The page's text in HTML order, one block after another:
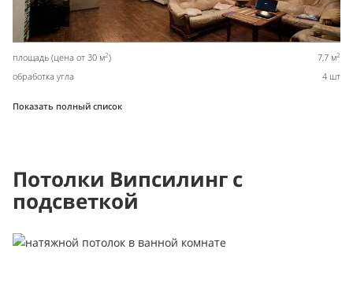
площадь (цена от 30 м2) 7,7 м2
обработка угла 4 шт
Показать полный список
Потолки Випсилинг с
подсветкой